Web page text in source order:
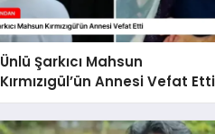
Ünlü Şarkıcı Mahsun
Kırmızıgül’ün Annesi Vefat Etti